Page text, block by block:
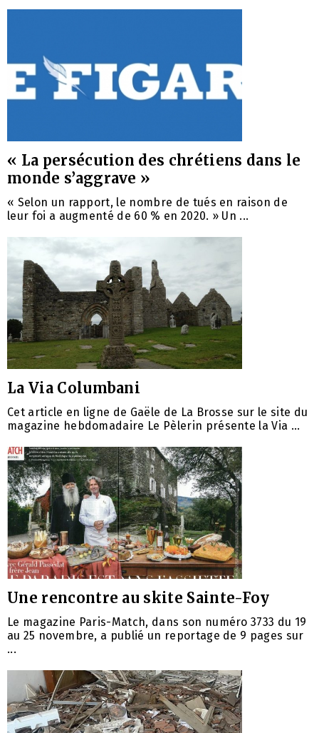
« La persécution des chrétiens dans le
monde s’aggrave »
« Selon un rapport, le nombre de tués en raison de
leur foi a augmenté de 60 % en 2020. » Un ...
La Via Columbani
Cet article en ligne de Gaële de La Brosse sur le site du
magazine hebdomadaire Le Pèlerin présente la Via ...
Une rencontre au skite Sainte-Foy
Le magazine Paris-Match, dans son numéro 3733 du 19
au 25 novembre, a publié un reportage de 9 pages sur
...